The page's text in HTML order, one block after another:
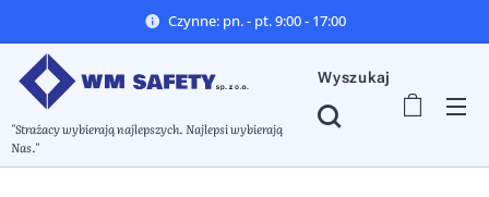
Czynne: pn. - pt. 9:00 - 17:00
"Strażacy wybierają najlepszych. Najlepsi wybierają
Nas."
Wyszukaj